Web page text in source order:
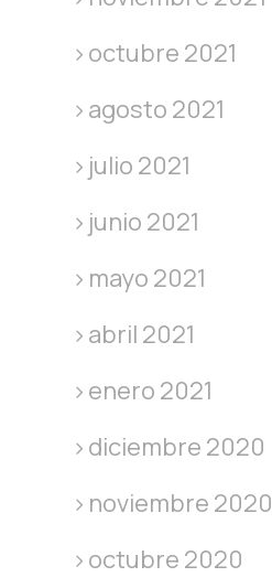
octubre 2021
agosto 2021
julio 2021
junio 2021
mayo 2021
abril 2021
enero 2021
diciembre 2020
noviembre 2020
octubre 2020